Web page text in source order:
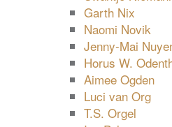
Garth Nix
Naomi Novik
Jenny-Mai
Horus W.
Aimee Ogden
Luci van Org
T.S. Orgel